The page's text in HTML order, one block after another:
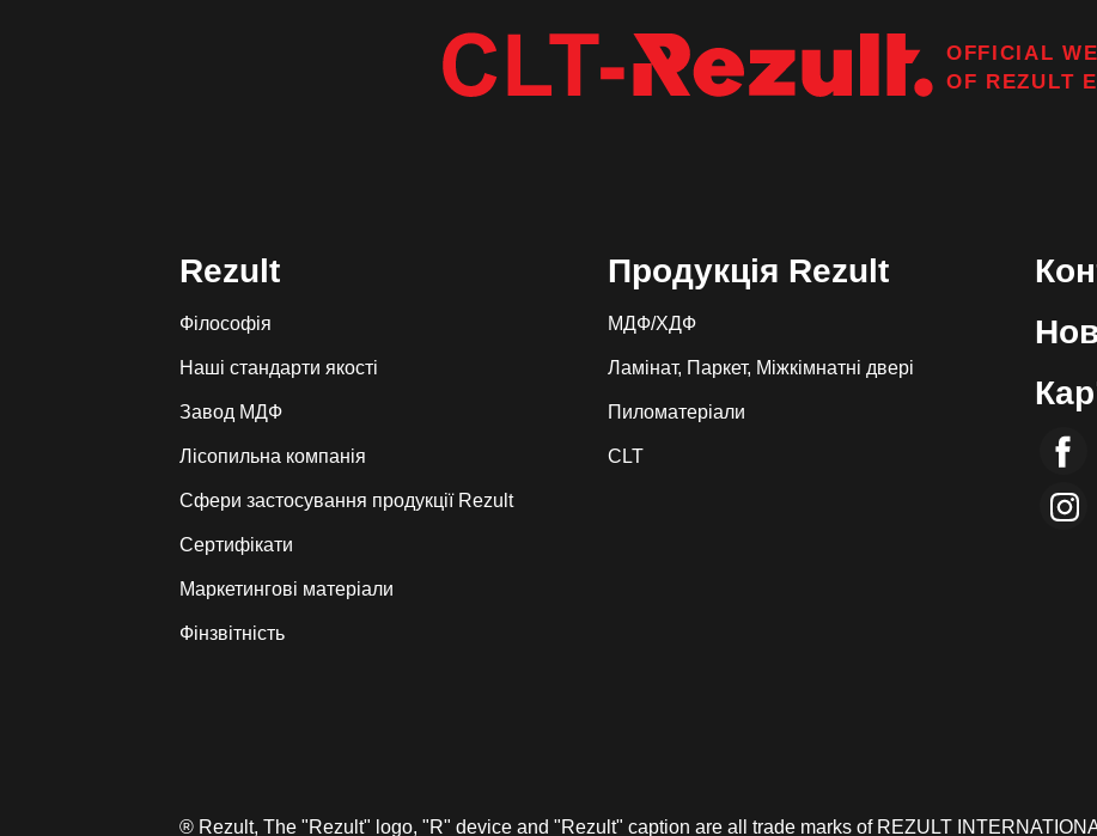
OFFICIAL
OF REZULT
Rezult
Філософія
Наші стандарти якості
Завод МДФ
Лiсопильна компанія
Сфери застосування продукції Rezult
Сертифікати
Маркетингові матеріали
Фінзвітність
Продукція Rezult
МДФ/ХДФ
Ламінат, Паркет, Міжкімнатні двері
Пиломатеріали
CLT
® Rezult, The "Rezult" logo, "R" device and "Rezult" caption are all trade marks of REZULT